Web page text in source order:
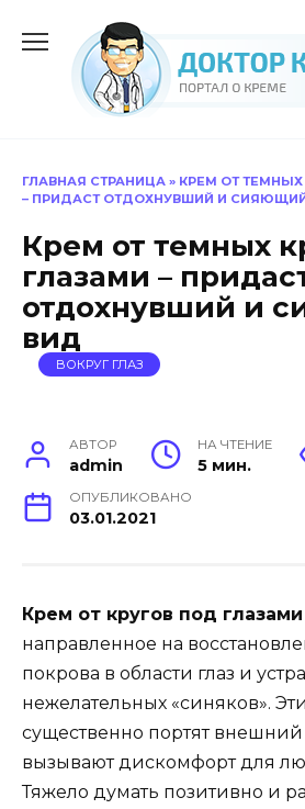
содержанию
ГЛАВНАЯ СТРАНИЦА » КРЕМ ОТ
– ПРИДАСТ ОТДОХНУВШИЙ И
Крем от темных
глазами –
отдохнувший и
вид
ВОКРУГ ГЛАЗ
АВТОР
admin
НА ЧТЕНИЕ
5 мин.
ОПУБЛИКОВАНО
03.01.2021
Крем от кругов под глазами
направленное на
покрова в области глаз и
нежелательных «синяков».
существенно портят
вызывают дискомфорт для
Тяжело думать позитивно и